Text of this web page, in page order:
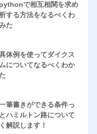
pythonで相互相関を求め
する方法をなるべくわ
た
体例を使ってダイクス
についてなるべくわか
筆書きができる条件っ
ハミルトン路について
解説します！